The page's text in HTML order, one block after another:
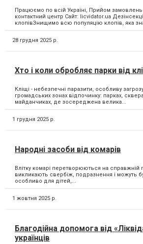
Працюємо по всій Україні, Прийом
контактний центр Сайт: licvidator.ua
клопівЗнищимо всю популяцію клопів, яка
28 грудня 2025 р.
Хто і коли обробляє парки від
Кліщі - небезпечні паразити, особливу
громадських зонах відпочинку: парках,
майданчиках, де зосереджена велика...
1 грудня 2025 р.
Народні засоби від комарів
Влітку комарі перетворюються на справжній
викликають свербіж, подразнення і можуть
особливо для дітей,...
1 жовтня 2025 р.
Благодійна допомога від
українців